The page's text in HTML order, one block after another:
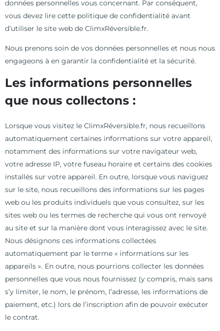
données personnelles vous concernant. Par conséquent,
vous devez lire cette politique de confidentialité avant
d’utiliser le site web de ClimxRéversible.fr.
Nous prenons soin de vos données personnelles et nous nous
engageons à en garantir la confidentialité et la sécurité.
Les informations personnelles
que nous collectons :
Lorsque vous visitez le ClimxRéversible.fr, nous recueillons
automatiquement certaines informations sur votre appareil,
notamment des informations sur votre navigateur web,
votre adresse IP, votre fuseau horaire et certains des cookies
installés sur votre appareil. En outre, lorsque vous naviguez
sur le site, nous recueillons des informations sur les pages
web ou les produits individuels que vous consultez, sur les
sites web ou les termes de recherche qui vous ont renvoyé
au site et sur la manière dont vous interagissez avec le site.
Nous désignons ces informations collectées
automatiquement par le terme « informations sur les
appareils ». En outre, nous pourrions collecter les données
personnelles que vous nous fournissez (y compris, mais sans
s’y limiter, le nom, le prénom, l’adresse, les informations de
paiement, etc.) lors de l’inscription afin de pouvoir exécuter
le contrat.